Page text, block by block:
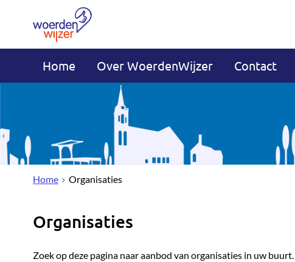
Home Over WoerdenWijzer Contact
Home Organisaties
Organisaties
Zoek op deze pagina naar aanbod van organisaties in uw buurt.